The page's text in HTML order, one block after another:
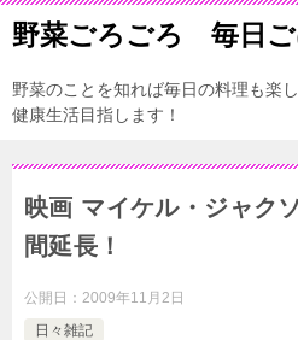
野菜ごろごろ 毎日
野菜のことを知れば毎日の料理も楽
健康生活目指します！
映画 マイケル・ジャク
間延長！
公開日： 2009年11月2日
日々雑記